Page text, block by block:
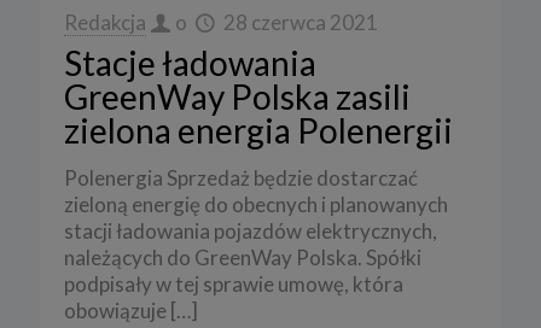
Redakcja o 28 czerwca 2021
Stacje ładowania
GreenWay Polska zasili
zielona energia Polenergii
Polenergia Sprzedaż będzie dostarczać
zieloną energię do obecnych i planowanych
stacji ładowania pojazdów elektrycznych,
należących do GreenWay Polska. Spółki
podpisały w tej sprawie umowę, która
obowiązuje […]